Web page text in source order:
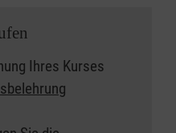
Ihres Kurses